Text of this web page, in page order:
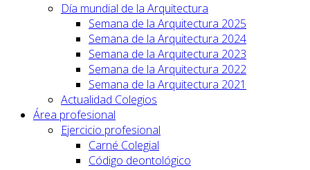
Día mundial de la Arquitectura
Semana de la Arquitectura 2025
Semana de la Arquitectura 2024
Semana de la Arquitectura 2023
Semana de la Arquitectura 2022
Semana de la Arquitectura 2021
Actualidad Colegios
Área profesional
Ejercicio profesional
Carné Colegial
Código deontológico